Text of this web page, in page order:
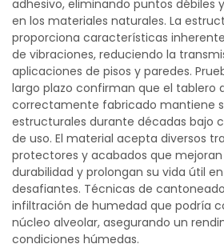
adhesivo, eliminando puntos débiles
en los materiales naturales. La
proporciona características
de vibraciones, reduciendo la
aplicaciones de pisos y paredes.
largo plazo confirman que el tablero
correctamente fabricado mantiene
estructurales durante décadas bajo
de uso. El material acepta diversos
protectores y acabados que
durabilidad y prolongan su vida útil
desafiantes. Técnicas de
infiltración de humedad que podría
núcleo alveolar, asegurando un
condiciones húmedas.